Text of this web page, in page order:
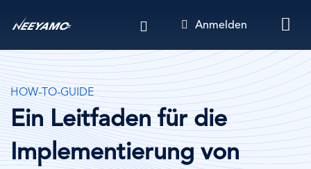
Anmelden
HOW-TO-GUIDE
Ein Leitfaden für die
Implementierung von